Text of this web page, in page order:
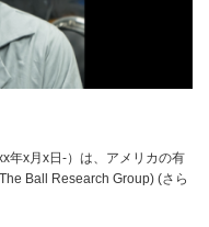
年x月x日-）は、アメリカの有
Ball Research Group) (さら